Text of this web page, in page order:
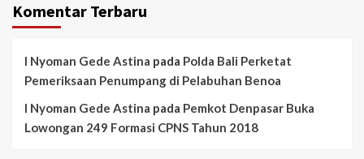
Komentar Terbaru
I Nyoman Gede Astina pada Polda Bali Perketat
Pemeriksaan Penumpang di Pelabuhan Benoa
I Nyoman Gede Astina pada Pemkot Denpasar Buka
Lowongan 249 Formasi CPNS Tahun 2018